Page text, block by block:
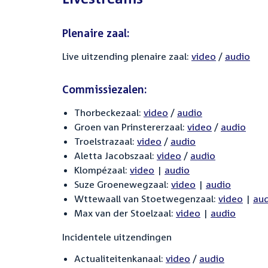
Plenaire zaal:
Live uitzending plenaire zaal: video / audio
Commissiezalen:
Thorbeckezaal: video / audio
Groen van Prinstererzaal: video / audio
Troelstrazaal: video / audio
Aletta Jacobszaal: video / audio
Klompézaal: video | audio
Suze Groenewegzaal: video | audio
Wttewaall van Stoetwegenzaal: video |
Max van der Stoelzaal: video | audio
Incidentele uitzendingen
Actualiteitenkanaal: video / audio